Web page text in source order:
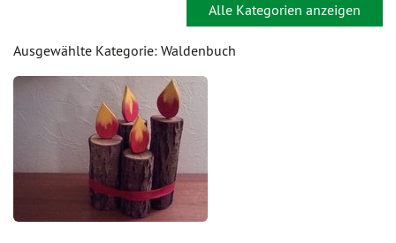
Alle Kategorien anzeigen
Ausgewählte Kategorie: Waldenbuch